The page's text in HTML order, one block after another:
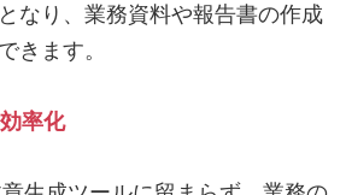
なり、業務資料や報告書の作成
きます。
率化